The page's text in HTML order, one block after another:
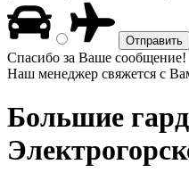
Спасибо за Ваше сообщение!
Наш менеджер свяжется с
Большие